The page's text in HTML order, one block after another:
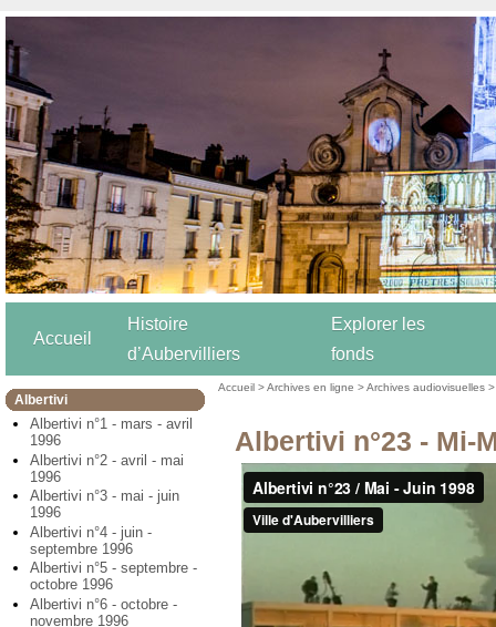
Accueil
Histoire
d’Aubervilliers
Explorer les
fonds
Albertivi
Albertivi n°1 - mars - avril
1996
Albertivi n°2 - avril - mai
1996
Albertivi n°3 - mai - juin
1996
Albertivi n°4 - juin -
septembre 1996
Albertivi n°5 - septembre -
octobre 1996
Albertivi n°6 - octobre -
novembre 1996
Accueil >Archives en ligne >Archives audiovisuelles
Albertivi n°23 - Mi-